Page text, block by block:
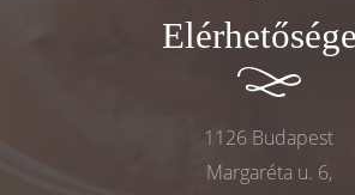
1126 Budapest
Margaréta u. 6,